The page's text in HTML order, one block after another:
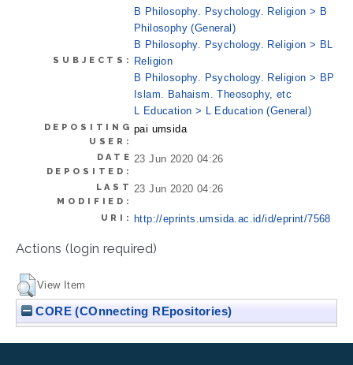
SUBJECTS:
B Philosophy. Psychology. Religion > B
Philosophy (General)
B Philosophy. Psychology. Religion > BL
Religion
B Philosophy. Psychology. Religion > BP
Islam. Bahaism. Theosophy, etc
L Education > L Education (General)
DEPOSITING
USER:
pai umsida
DATE
DEPOSITED:
23 Jun 2020 04:26
LAST
MODIFIED:
23 Jun 2020 04:26
URI: http://eprints.umsida.ac.id/id/eprint/7568
Actions (login required)
View Item
CORE (COnnecting REpositories)